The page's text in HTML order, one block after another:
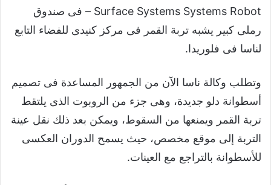
Surface Systems Systems Robot – فى صندوق
رملى كبير يشبه تربة القمر فى مركز كنيدى للفضاء التابع
لناسا فى فلوريدا.
وتطلب وكالة ناسا الآن من الجمهور المساعدة فى تصميم
أسطوانة دلو جديدة، وهى جزء من الروبوت الذى يلتقط
تربة القمر ويمنعها من السقوط، ويمكن بعد ذلك نقل عينة
التربة إلى موقع مخصص، حيث يسمح الدوران العكسى
للأسطوانة بالتراجع مع العينات.